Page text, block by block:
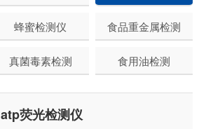
频
频
蜂蜜检测仪 食品重金属检测
真菌毒素检测 食用油检测
atp荧光检测仪